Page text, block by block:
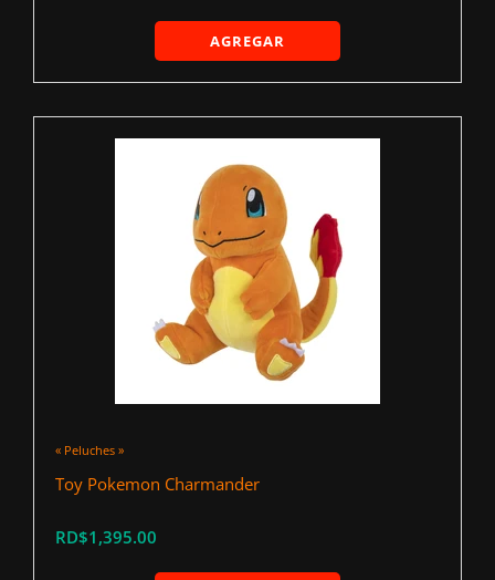
AGREGAR
« Peluches »
Toy Pokemon Charmander
RD$1,395.00